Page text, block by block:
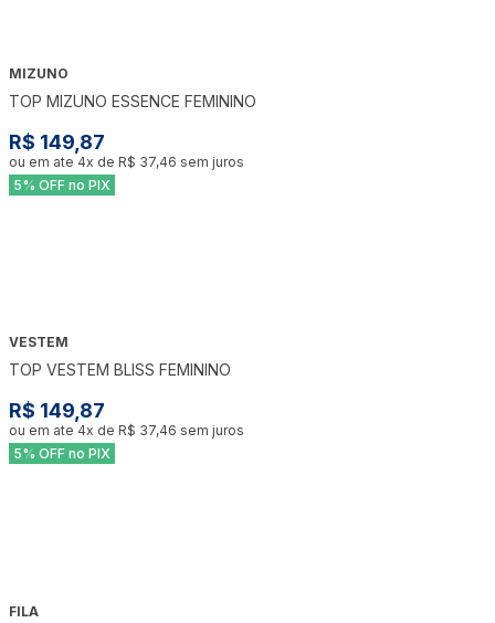
MIZUNO
TOP MIZUNO ESSENCE FEMININO
R$ 149,87
ou em ate 4x de R$ 37,46 sem juros
5% OFF no PIX
VESTEM
TOP VESTEM BLISS FEMININO
R$ 149,87
ou em ate 4x de R$ 37,46 sem juros
5% OFF no PIX
FILA